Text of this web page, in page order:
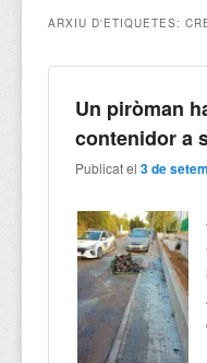
ARXIU D'ETIQUETES:
Un piròman
contenidor a
Publicat el3 de